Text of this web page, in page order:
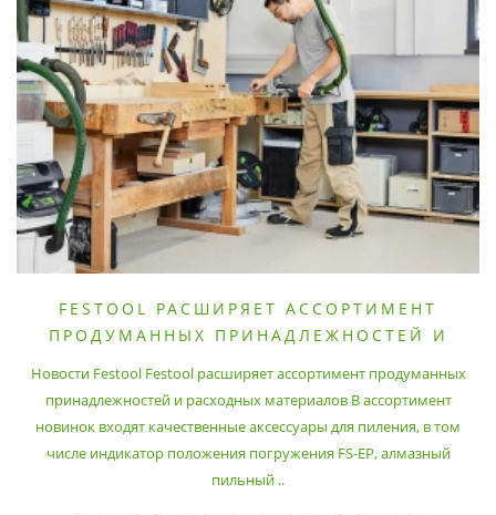
FESTOOL РАСШИРЯЕТ АССОРТИМЕНТ
ПРОДУМАННЫХ ПРИНАДЛЕЖНОСТЕЙ И
Новости Festool Festool расширяет ассортимент продуманных
принадлежностей и расходных материалов В ассортимент
новинок входят качественные аксессуары для пиления, в том
числе индикатор положения погружения FS-EP, алмазный
пильный ..